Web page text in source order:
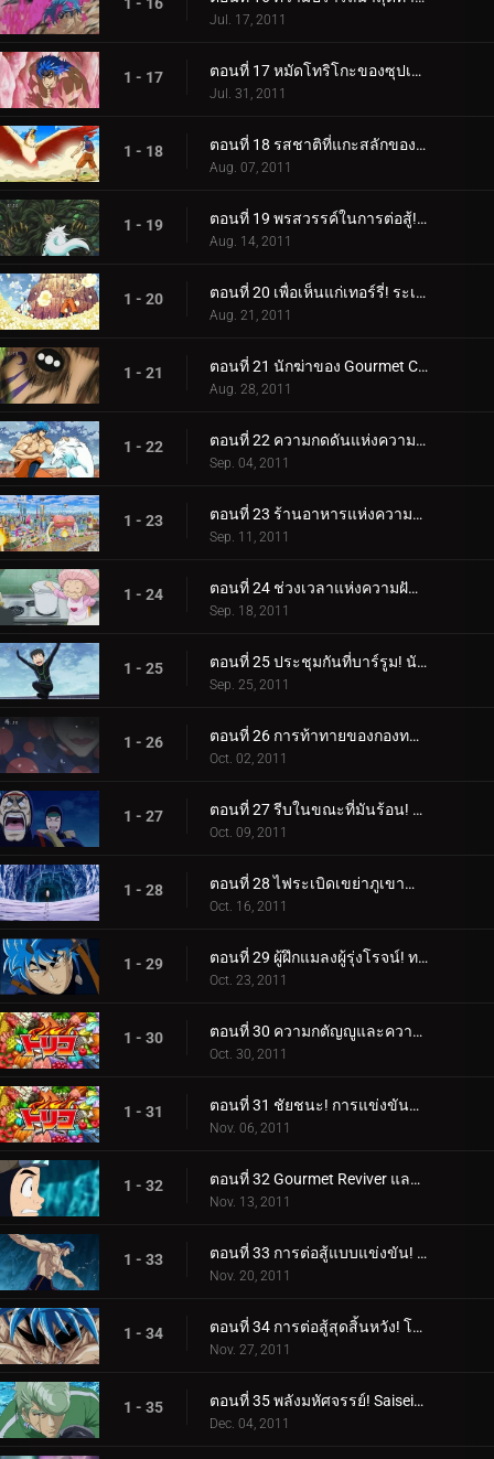
Jul. 17, 2011
1 - 17 ตอนที่ 17 หมัดโทริโกะของซุปเปอร์โทริโกะ! นี่คือหมัดหนามที่แข็งแกร่งที่สุด!
Jul. 31, 2011
1 - 18 ตอนที่ 18 รสชาติที่แกะสลักของ DNA! โทริโกะ ค้นหาข้าวโพดเลือดสีฟ้า!
Aug. 07, 2011
1 - 19 ตอนที่ 19 พรสวรรค์ในการต่อสู้!! ดูสิ เทอร์รี่ คุณภาพแชมป์!
Aug. 14, 2011
1 - 20 ตอนที่ 20 เพื่อเห็นแก่เทอร์รี่! ระเบิดความร้อนแรง BB Corn!
Aug. 21, 2011
1 - 21 ตอนที่ 21 นักฆ่าของ Gourmet Corps! การโจมตีของโทริโกะพัฒนาขึ้นอย่างรวดเร็ว!
Aug. 28, 2011
1 - 22 ตอนที่ 22 ความกดดันแห่งความบ้าคลั่ง! กรินแพทช์ vs โทริโกะ
Sep. 04, 2011
1 - 23 ตอนที่ 23 ร้านอาหารแห่งความบันเทิง! เมืองนักชิมแห่งเมืองตะกละ!
Sep. 11, 2011
1 - 24 ตอนที่ 24 ช่วงเวลาแห่งความฝัน! ซุปเซ็นจูรี่ของเซ็ตซึโนะ!
Sep. 18, 2011
1 - 25 ตอนที่ 25 ประชุมกันที่บาร์รูม! นักล่าอาหารที่ทรงพลังและมากมาย!
Sep. 25, 2011
1 - 26 ตอนที่ 26 การท้าทายของกองทหารนักล่าอาหาร! มาถึงนรกเยือกแข็งแล้ว!
Oct. 02, 2011
1 - 27 ตอนที่ 27 รีบในขณะที่มันร้อน! การแข่งขันเอาชีวิตรอดบนน้ำแข็ง!
Oct. 09, 2011
1 - 28 ตอนที่ 28 ไฟระเบิดเขย่าภูเขาน้ำแข็ง! ตัวตนของชายสวมหน้ากาก!
Oct. 16, 2011
1 - 29 ตอนที่ 29 ผู้ฝึกแมลงผู้รุ่งโรจน์! ทอมมี่ร็อด ปะทะ โทริโกะ!
Oct. 23, 2011
1 - 30 ตอนที่ 30 ความกตัญญูและความภาคภูมิใจ! ช็อตเกลียวเต็มแรงของทาคิมารุ!
Oct. 30, 2011
1 - 31 ตอนที่ 31 ชัยชนะ! การแข่งขันและการโจมตีอย่างสิ้นหวังของทาคิมารุ
Nov. 06, 2011
1 - 32 ตอนที่ 32 Gourmet Reviver และตำแหน่งของซุปในตำนาน!
Nov. 13, 2011
1 - 33 ตอนที่ 33 การต่อสู้แบบแข่งขัน! โทริโกะ ปะทะ ทอมมี่ร็อด ผู้ดุเดือด!
Nov. 20, 2011
1 - 34 ตอนที่ 34 การต่อสู้สุดสิ้นหวัง! โหมดจริงจังระเบิดของ Tommyrod!
Nov. 27, 2011
1 - 35 ตอนที่ 35 พลังมหัศจรรย์! Saiseiya Teppei เข้าร่วมการต่อสู้!
Dec. 04, 2011